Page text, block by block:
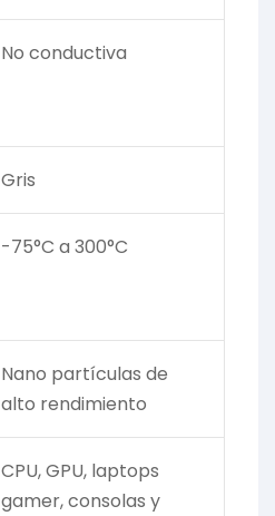
No conductiva
Gris
-75°C a 300°C
Nano partículas de
alto rendimiento
CPU, GPU, laptops
gamer, consolas y